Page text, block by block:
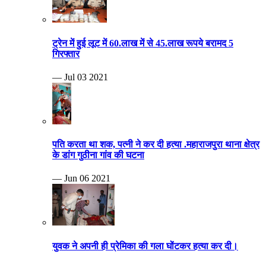
ट्रेन में हुई लूट में 60.लाख में से 45.लाख रूपये बरामद 5
गिरफ्तार
— Jul 03 2021
पति करता था शक, पत्नी ने कर दी हत्या .महाराजपुरा थाना क्षेत्र
के डांग गुठीना गांव की घटना
— Jun 06 2021
युवक ने अपनी ही प्रेमिका की गला घोंटकर हत्या कर दी।